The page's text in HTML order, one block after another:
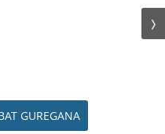
GUREGANA